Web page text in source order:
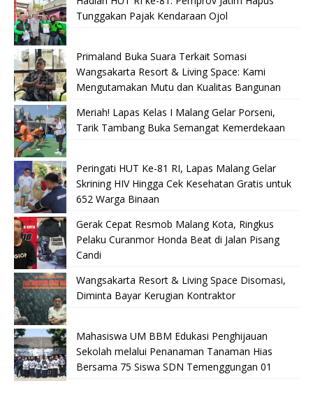
Tunggakan Pajak Kendaraan Ojol
Primaland Buka Suara Terkait Somasi
Wangsakarta Resort & Living Space: Kami
Mengutamakan Mutu dan Kualitas Bangunan
Meriah! Lapas Kelas I Malang Gelar Porseni,
Tarik Tambang Buka Semangat Kemerdekaan
Peringati HUT Ke-81 RI, Lapas Malang Gelar
Skrining HIV Hingga Cek Kesehatan Gratis untuk
652 Warga Binaan
Gerak Cepat Resmob Malang Kota, Ringkus
Pelaku Curanmor Honda Beat di Jalan Pisang
Candi
Wangsakarta Resort & Living Space Disomasi,
Diminta Bayar Kerugian Kontraktor
Mahasiswa UM BBM Edukasi Penghijauan
Sekolah melalui Penanaman Tanaman Hias
Bersama 75 Siswa SDN Temenggungan 01